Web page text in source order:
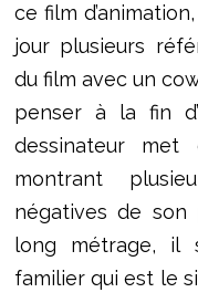
ce film
jour plusieurs
du film avec un
penser à la fin
dessinateur
montrant
négatives de son
long métrage, il
familier qui est le